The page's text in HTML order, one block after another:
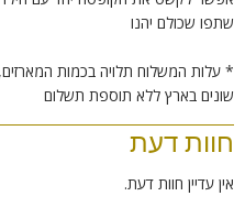
שתפו שכולם יהנו
* עלות המשלוח תלויה בכמות
שונים בארץ ללא תוספת תשלום
חוות דעת
אין עדיין חוות דעת.